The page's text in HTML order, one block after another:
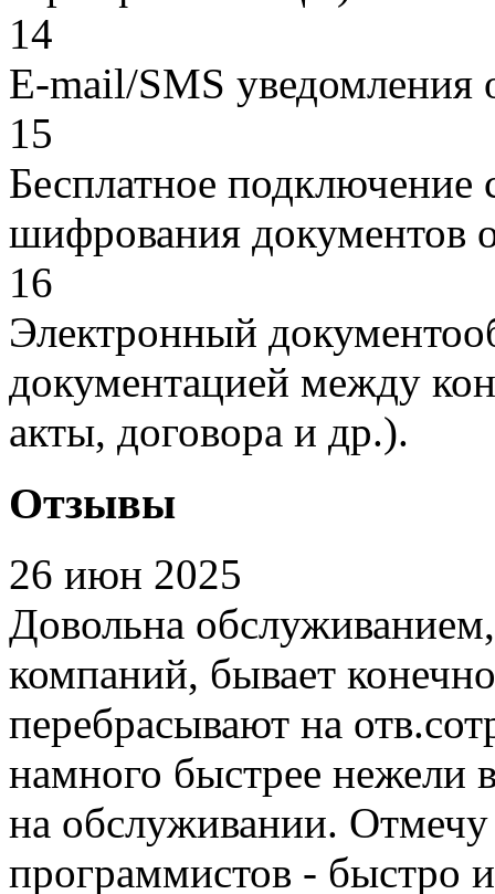
14
E-mail/SMS
15
Бесплатное подключение
шифрования документов
16
Электронный
документацией между
акты, договора и др.).
Отзывы
26 июн 2025
Довольна
компаний, бывает
перебрасывают на
намного быстрее нежели
на обслуживании. Отмечу
программистов - быстро